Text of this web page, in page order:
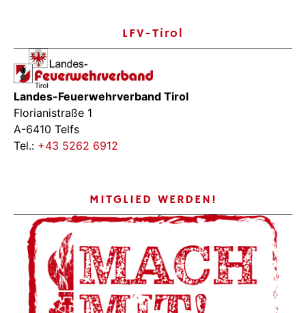
LFV-Tirol
Landes-Feuerwehrverband Tirol
Florianistraße 1
A-6410 Telfs
Tel.: +43 5262 6912
MITGLIED WERDEN!